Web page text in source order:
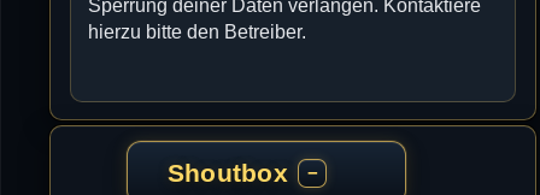
Sperrung deiner Daten verlangen. Kontaktiere
hierzu bitte den Betreiber.
Shoutbox −